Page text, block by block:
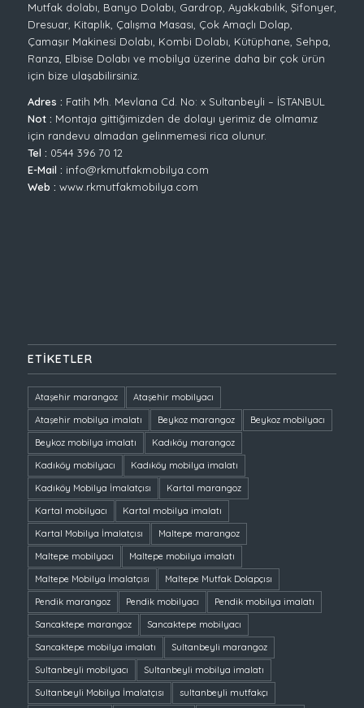
Mutfak dolabı, Banyo Dolabı, Gardrop, Ayakkabılık, Şifonyer,
Dresuar, Kitaplık, Çalışma Masası, Çok Amaçlı Dolap,
Çamaşır Makinesi Dolabı, Kombi Dolabı, Kütüphane, Sehpa,
Ranza, Elbise Dolabı ve mobilya üzerine daha bir çok ürün
için bize ulaşabilirsiniz.
Adres : Fatih Mh. Mevlana Cd. No: x Sultanbeyli – İSTANBUL
Not : Montaja gittiğimizden de dolayı yerimiz de olmamız
için randevu almadan gelinmemesi rica olunur.
Tel : 0544 396 70 12
E-Mail : info@rkmutfakmobilya.com
Web : www.rkmutfakmobilya.com
ETIKETLER
Ataşehir marangoz
Ataşehir mobilyacı
Ataşehir mobilya imalatı
Beykoz marangoz
Beykoz mobilyacı
Beykoz mobilya imalatı
Kadıköy marangoz
Kadıköy mobilyacı
Kadıköy mobilya imalatı
Kadıköy Mobilya İmalatçısı
Kartal marangoz
Kartal mobilyacı
Kartal mobilya imalatı
Kartal Mobilya İmalatçısı
Maltepe marangoz
Maltepe mobilyacı
Maltepe mobilya imalatı
Maltepe Mobilya İmalatçısı
Maltepe Mutfak Dolapçısı
Pendik marangoz
Pendik mobilyacı
Pendik mobilya imalatı
Sancaktepe marangoz
Sancaktepe mobilyacı
Sancaktepe mobilya imalatı
Sultanbeyli marangoz
Sultanbeyli mobilyacı
Sultanbeyli mobilya imalatı
Sultanbeyli Mobilya İmalatçısı
sultanbeyli mutfakçı